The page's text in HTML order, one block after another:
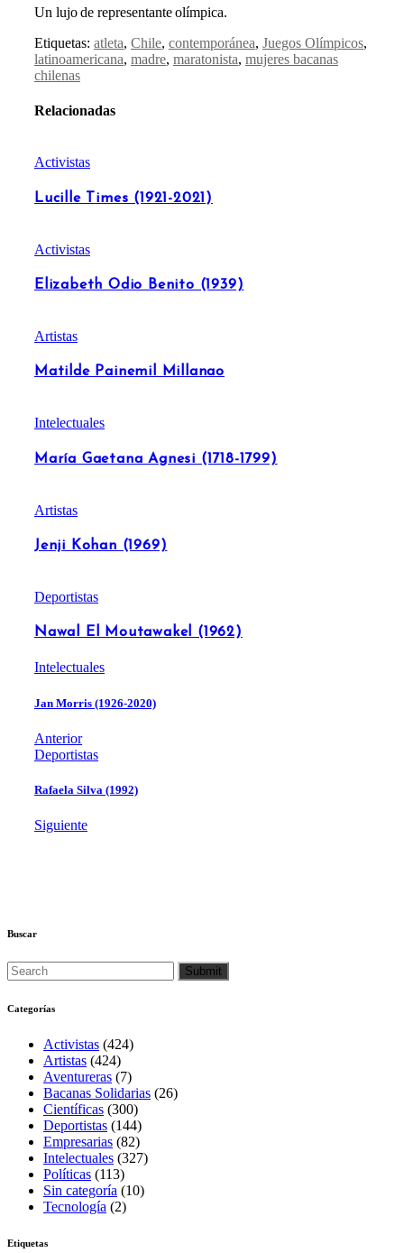
Un lujo de representante olímpica.
Etiquetas: atleta, Chile, contemporánea, Juegos Olímpicos,
latinoamericana, madre, maratonista, mujeres bacanas
chilenas
Relacionadas
Activistas
Lucille Times (1921-2021)
Activistas
Elizabeth Odio Benito (1939)
Artistas
Matilde Painemil Millanao
Intelectuales
María Gaetana Agnesi (1718-1799)
Artistas
Jenji Kohan (1969)
Deportistas
Nawal El Moutawakel (1962)
Intelectuales
Jan Morris (1926-2020)
Anterior
Deportistas
Rafaela Silva (1992)
Siguiente
Buscar
Categorías
Activistas (424)
Artistas (424)
Aventureras (7)
Bacanas Solidarias (26)
Científicas (300)
Deportistas (144)
Empresarias (82)
Intelectuales (327)
Políticas (113)
Sin categoría (10)
Tecnología (2)
Etiquetas